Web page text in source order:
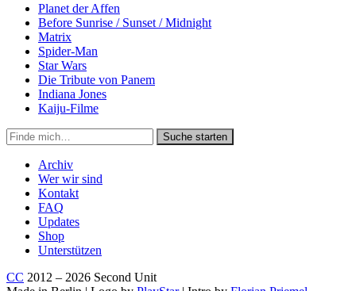
Planet der Affen
Before Sunrise / Sunset / Midnight
Matrix
Spider-Man
Star Wars
Die Tribute von Panem
Indiana Jones
Kaiju-Filme
Suche
in
https://secondunit-
podcast.de/
Suche starten
Archiv
Wer wir sind
Kontakt
FAQ
Updates
Shop
Unterstützen
CC 2012 – 2026 Second Unit